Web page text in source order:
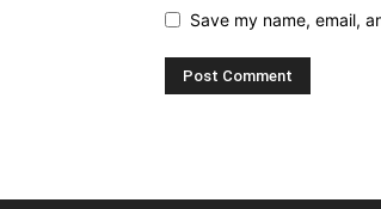
Save my name, email,